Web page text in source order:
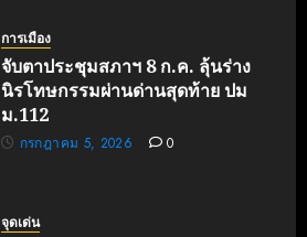
การเมือง
จับตาประชุมสภาฯ 8 ก.ค. ลุ้นร่าง
นิรโทษกรรมผ่านด่านสุดท้าย ปม
ม.112
กรกฎาคม 5, 2026 0
จุดเด่น